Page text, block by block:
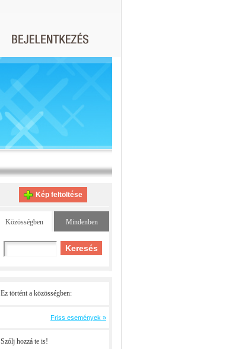
Kép feltöltése
Közösségben Mindenben
Ez történt a közösségben:
Friss események »
Szólj hozzá te is!